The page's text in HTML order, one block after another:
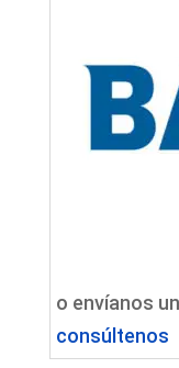
o envíanos
consúltenos